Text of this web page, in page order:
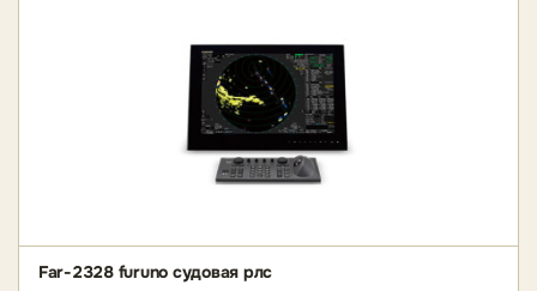
Far-2328 furuno судовая рлс